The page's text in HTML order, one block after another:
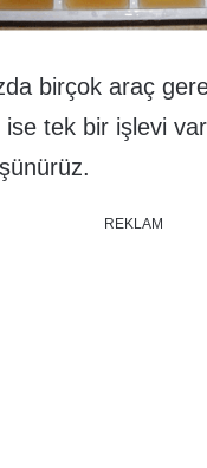
birçok araç
ise tek bir işlevi
REKLAM